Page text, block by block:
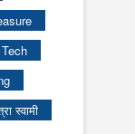
Tech
स्वामी